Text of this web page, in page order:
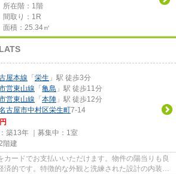
所在階：1階
間取り：1R
面積：25.34㎡
屋本線 「 栄生 」駅 徒歩3分
営東山線 「 亀島 」駅 徒歩11分
営東山線 「 本陣 」駅 徒歩12分
古屋市中村区栄生町7-14
築13年 ｜募集中： 1室
階建
カードでお支払いいただけます。物件の陽当りも良
済的です。特徴的な外観と洗練された設計の内装を